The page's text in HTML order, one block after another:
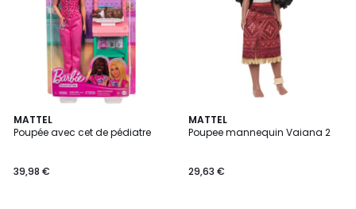
MATTEL
Poupée avec cet de pédiatre
39,98 €
MATTEL
Poupee mannequin Vaiana 2
29,63 €